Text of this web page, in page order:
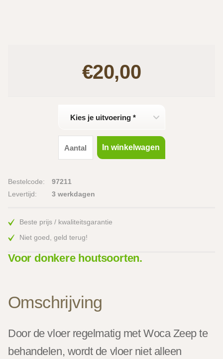
Voor donkere houtsoorten.
Omschrijving
Door de vloer regelmatig met Woca Zeep te
behandelen, wordt de vloer niet alleen
€20,00
Kies je uitvoering *
In winkelwagen
Bestelcode:
97211
Levertijd:
3 werkdagen
Beste prijs / kwaliteitsgarantie
Niet goed, geld terug!